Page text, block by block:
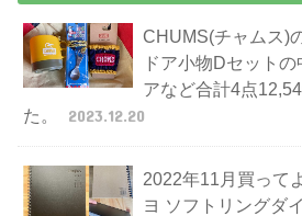
CHUMS(チャムス)
ドア小物Dセット
アなど合計4点
た。
2023.12.20
2022年11月買って
ヨ ソフトリングダ